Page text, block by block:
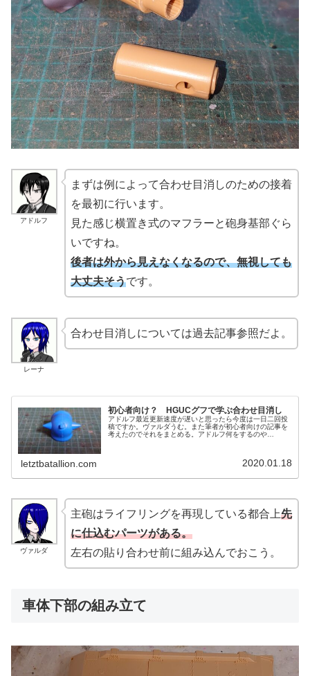
アドルフ
まずは例によって合わせ目消しのための接着
を最初に行います。
見た感じ横置き式のマフラーと砲身基部ぐら
いですね。
後者は外から見えなくなるので、無視しても
大丈夫そうです。
レーナ
合わせ目消しについては過去記事参照だよ。
初心者向け？ HGUCグフで学ぶ合わせ目消し
アドルフ最近更新速度が遅いと思ったら今度は一日二回投
稿ですか。ヴァルダうむ。また筆者が初心者向けの記事を
考えたのでそれをまとめる。アドルフ何をするのや
letztbatallion.com 2020.01.18
ヴァルダ
主砲はライフリングを再現している都合上先
に仕込むパーツがある。
左右の貼り合わせ前に組み込んでおこう。
車体下部の組み立て